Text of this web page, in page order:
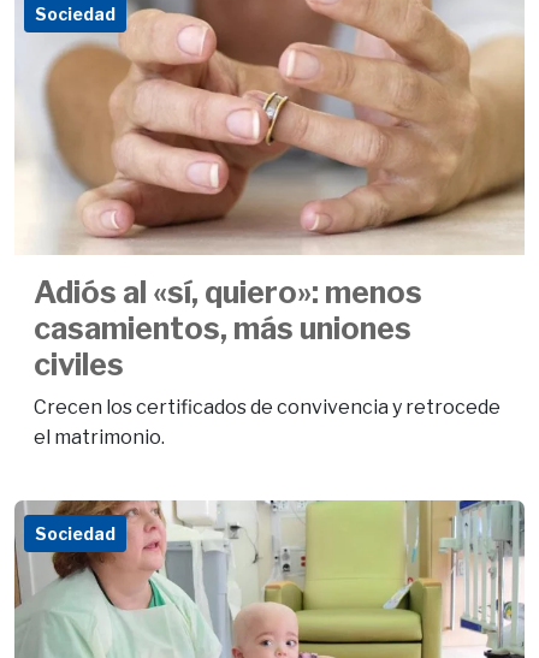
Sociedad
Adiós al «sí, quiero»: menos
casamientos, más uniones
civiles
Crecen los certificados de convivencia y retrocede
el matrimonio.
Sociedad